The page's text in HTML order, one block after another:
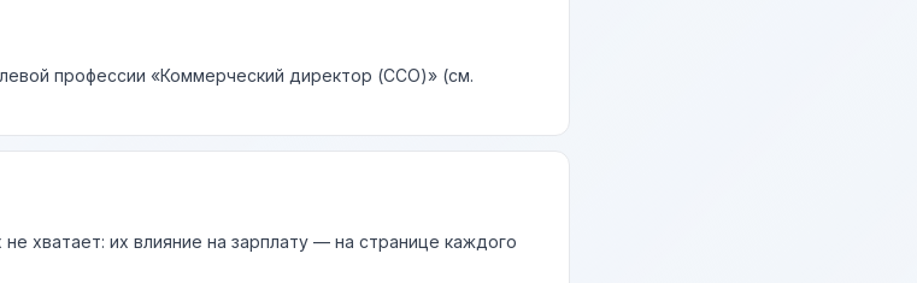
профессии «Коммерческий директор (CCO)» (см.
хватает: их влияние на зарплату — на странице каждого